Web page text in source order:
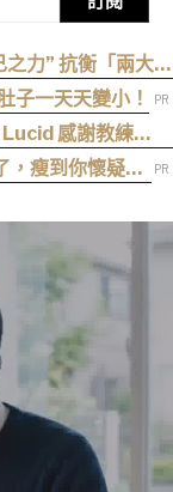
力” 抗衡「兩大最
單冠軍
子一天天變小！
感謝教練
冷嘲熱諷
，瘦到你懷疑人